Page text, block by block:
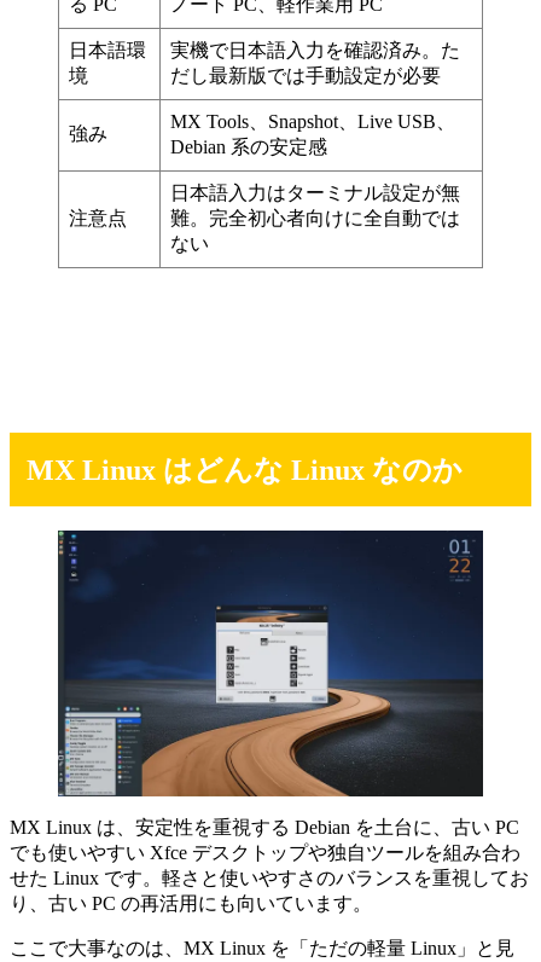
る PC
ノート PC、軽作業用 PC
日本語環
境
実機で日本語入力を確認済み。た
だし最新版では手動設定が必要
強み
MX Tools、Snapshot、Live USB、
Debian 系の安定感
注意点
日本語入力はターミナル設定が無
難。完全初心者向けに全自動では
ない
MX Linux はどんな Linux なのか
MX Linux は、安定性を重視する Debian を土台に、古い PC
でも使いやすい Xfce デスクトップや独自ツールを組み合わ
せた Linux です。軽さと使いやすさのバランスを重視してお
り、古い PC の再活用にも向いています。
ここで大事なのは、MX Linux を「ただの軽量 Linux」と見